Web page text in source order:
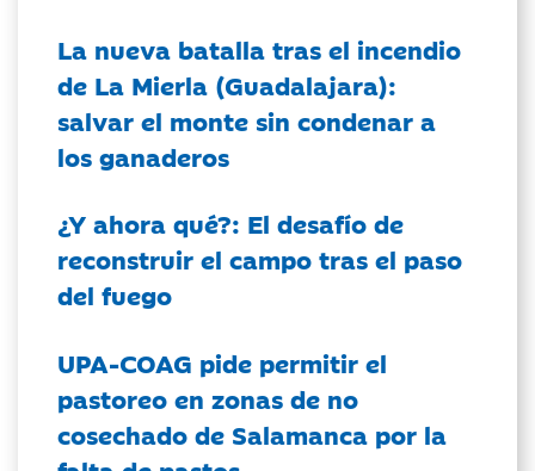
La nueva batalla tras el incendio
de La Mierla (Guadalajara):
salvar el monte sin condenar a
los ganaderos
¿Y ahora qué?: El desafío de
reconstruir el campo tras el paso
del fuego
UPA-COAG pide permitir el
pastoreo en zonas de no
cosechado de Salamanca por la